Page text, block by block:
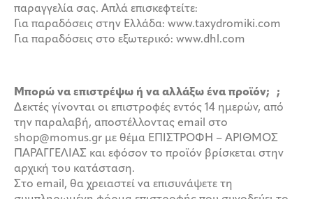
παραγγελία σας. Απλά επισκεφτείτε:
Για παραδόσεις στην Ελλάδα: www.taxydromiki.com
Για παραδόσεις στο εξωτερικό: www.dhl.com
Μπορώ να επιστρέψω ή να αλλάξω ένα προϊόν; ;
Δεκτές γίνονται οι επιστροφές εντός 14 ημερών, από
την παραλαβή, αποστέλλοντας email στο
shop@momus.gr με θέμα ΕΠΙΣΤΡΟΦΗ – ΑΡΙΘΜΟΣ
ΠΑΡΑΓΓΕΛΙΑΣ και εφόσον το προϊόν βρίσκεται στην
αρχική του κατάσταση.
Στο email, θα χρειαστεί να επισυνάψετε τη